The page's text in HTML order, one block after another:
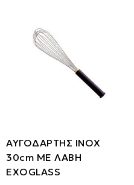
ΑΥΓΟΔΑΡΤΗΣ ΙΝΟΧ
30cm ΜΕ ΛΑΒΗ
EXOGLASS